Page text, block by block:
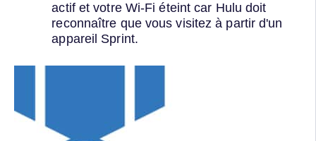
actif et votre Wi-Fi éteint car Hulu doit
reconnaître que vous visitez à partir d'un
appareil Sprint.